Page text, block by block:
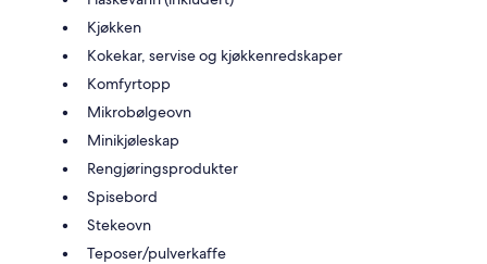
Kjøkken
Kokekar, servise og kjøkkenredskaper
Komfyrtopp
Mikrobølgeovn
Minikjøleskap
Rengjøringsprodukter
Spisebord
Stekeovn
Teposer/pulverkaffe